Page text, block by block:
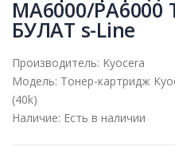
MA6000/PA6000
БУЛАТ s-Line
Производитель: Kyocera
Модель: Тонер-картридж
(40k)
Наличие: Есть в наличии